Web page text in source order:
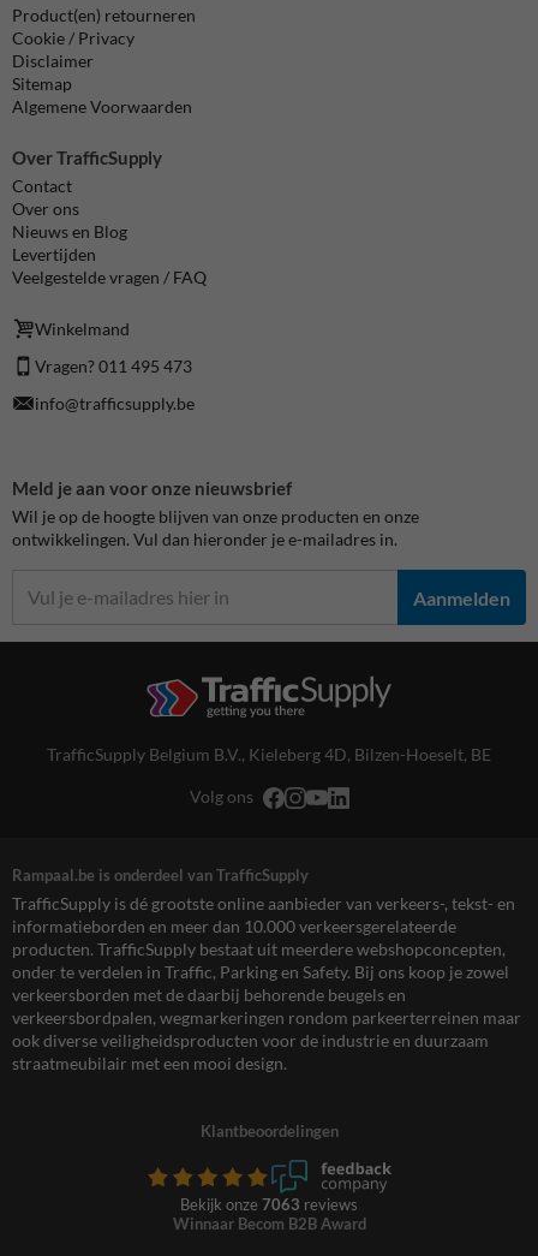
Product(en) retourneren
Cookie / Privacy
Disclaimer
Sitemap
Algemene Voorwaarden
Over TrafficSupply
Contact
Over ons
Nieuws en Blog
Levertijden
Veelgestelde vragen / FAQ
Winkelmand
Vragen? 011 495 473
info@trafficsupply.be
Meld je aan voor onze nieuwsbrief
Wil je op de hoogte blijven van onze producten en onze
ontwikkelingen. Vul dan hieronder je e-mailadres in.
Aanmelden
TrafficSupply Belgium B.V., Kieleberg 4D, Bilzen-Hoeselt, BE
Volg ons
Rampaal.be is onderdeel van TrafficSupply
TrafficSupply is dé grootste online aanbieder van verkeers-, tekst- en
informatieborden en meer dan 10.000 verkeersgerelateerde
producten. TrafficSupply bestaat uit meerdere webshopconcepten,
onder te verdelen in Traffic, Parking en Safety. Bij ons koop je zowel
verkeersborden met de daarbij behorende beugels en
verkeersbordpalen, wegmarkeringen rondom parkeerterreinen maar
ook diverse veiligheidsproducten voor de industrie en duurzaam
straatmeubilair met een mooi design.
Klantbeoordelingen
Bekijk onze 7063 reviews
Winnaar Becom B2B Award